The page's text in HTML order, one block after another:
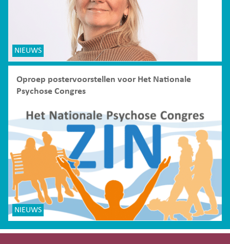
NIEUWS
Oproep postervoorstellen voor Het Nationale
Psychose Congres
NIEUWS
Site-